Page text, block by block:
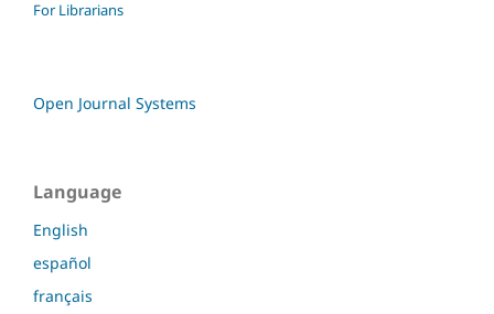
For Librarians
Open Journal Systems
Language
English
español
français